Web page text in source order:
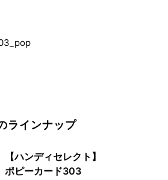
ラインナップ
【ハンディセレクト】
ポピーカード303